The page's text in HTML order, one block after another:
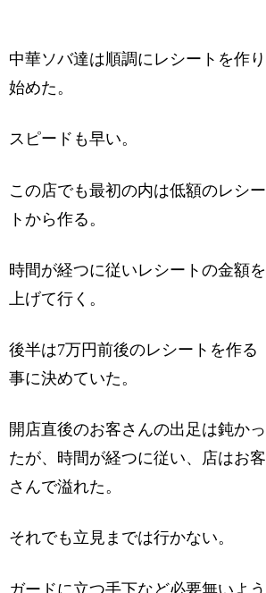
中華ソバ達は順調にレシートを作り
始めた。
スピードも早い。
この店でも最初の内は低額のレシー
トから作る。
時間が経つに従いレシートの金額を
上げて行く。
後半は7万円前後のレシートを作る
事に決めていた。
開店直後のお客さんの出足は鈍かっ
たが、時間が経つに従い、店はお客
さんで溢れた。
それでも立見までは行かない。
ガードに立つ手下など必要無いよう